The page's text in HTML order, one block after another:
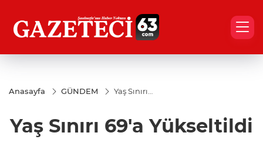
Anasayfa GÜNDEM
Yaş Sınırı
Yaş Sınırı 69'a Yükseltildi